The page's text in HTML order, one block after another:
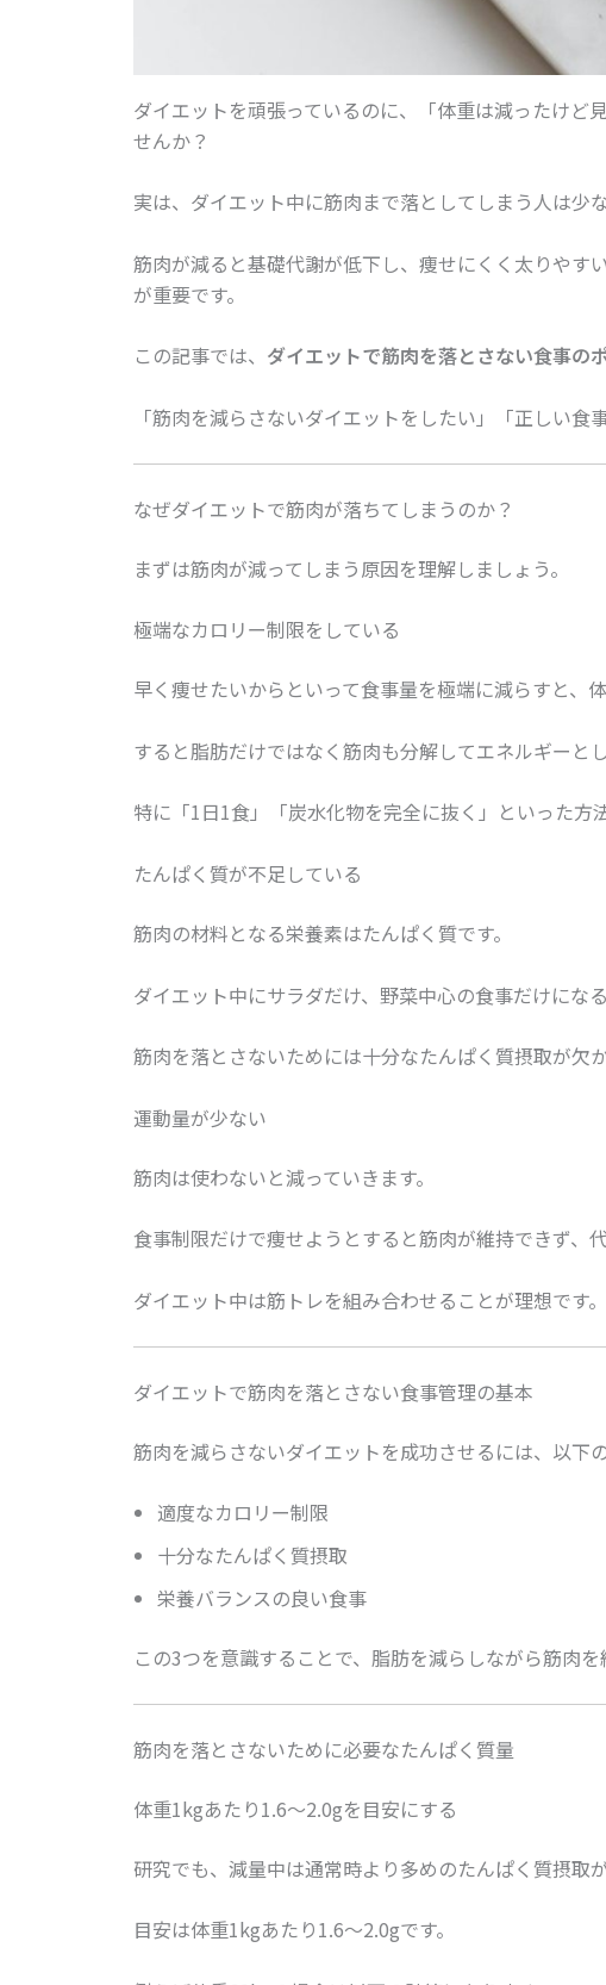
ダイエットを頑張っているのに、「体重は減ったけど
せんか？
実は、ダイエット中に筋肉まで落としてしまう人は少
筋肉が減ると基礎代謝が低下し、痩せにくく太りやす
が重要です。
この記事では、 ダイエットで筋肉を落とさない食事の
「筋肉を減らさないダイエットをしたい」「正しい
なぜダイエットで筋肉が落ちてしまうのか？
まずは筋肉が減ってしまう原因を理解しましょう。
極端なカロリー制限をしている
早く痩せたいからといって食事量を極端に減らすと、
すると脂肪だけではなく筋肉も分解してエネルギーと
特に「1日1食」「炭水化物を完全に抜く」といった方
たんぱく質が不足している
筋肉の材料となる栄養素はたんぱく質です。
ダイエット中にサラダだけ、野菜中心の食事だけにな
筋肉を落とさないためには十分なたんぱく質摂取が欠
運動量が少ない
筋肉は使わないと減っていきます。
食事制限だけで痩せようとすると筋肉が維持できず、
ダイエット中は筋トレを組み合わせることが理想です。
ダイエットで筋肉を落とさない食事管理の基本
筋肉を減らさないダイエットを成功させるには、以下
適度なカロリー制限
十分なたんぱく質摂取
栄養バランスの良い食事
この3つを意識することで、脂肪を減らしながら筋肉を
筋肉を落とさないために必要なたんぱく質量
体重1kgあたり1.6〜2.0gを目安にする
研究でも、減量中は通常時より多めのたんぱく質摂取
目安は体重1kgあたり1.6〜2.0gです。